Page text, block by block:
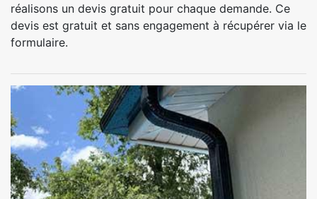
réalisons un devis gratuit pour chaque demande. Ce
devis est gratuit et sans engagement à récupérer via le
formulaire.